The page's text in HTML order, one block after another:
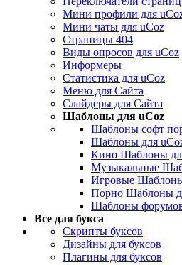
Мини профили для
Мини чаты для uCoz
Страницы 404
Виды опросов для uCoz
Информеры
Статистика для uCoz
Меню для Сайта
Слайдеры для Сайта
Шаблоны для uCoz
Шаблоны софт
Шаблоны для
Кино Шаблоны
Музыкальные
Игровые
Порно Шаблоны
Шаблоны
Все для букса
Скрипты буксов
Дизайны для буксов
Плагины для буксов